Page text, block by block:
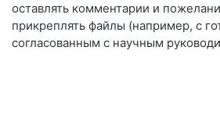
оставлять комментарии и
прикреплять файлы (например, с
согласованным с научным